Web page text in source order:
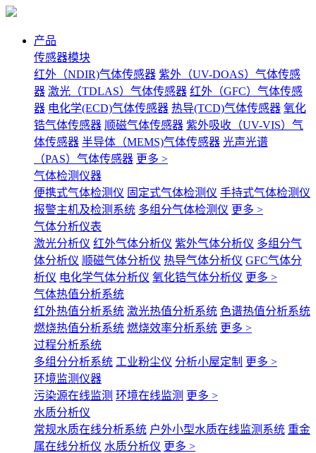
产品
传感器模块
红外（NDIR)气体传感器 紫外（UV-DOAS）气体传感
器 激光（TDLAS）气体传感器 红外（GFC）气体传感
器 电化学(ECD)气体传感器 热导(TCD)气体传感器 氧化
锆气体传感器 顺磁气体传感器 紫外吸收（UV-VIS）气
体传感器 半导体（MEMS)气体传感器 光声光谱
（PAS）气体传感器 更多 >
气体检测仪器
便携式气体检测仪 固定式气体检测仪 手持式气体检测仪
报警主机及检测系统 多组分气体检测仪 更多 >
气体分析仪表
激光分析仪 红外气体分析仪 紫外气体分析仪 多组分气
体分析仪 顺磁气体分析仪 热导气体分析仪 GFC气体分
析仪 电化学气体分析仪 氧化锆气体分析仪 更多 >
气体热值分析系统
红外热值分析系统 激光热值分析系统 色谱热值分析系统
燃烧热值分析系统 燃烧效率分析系统 更多 >
过程分析系统
多组分分析系统 工业粉尘仪 分析小屋定制 更多 >
环境监测仪器
污染源在线监测 环境在线监测 更多 >
水质分析仪
常规水质在线分析系统 户外小型水质在线监测系统 重金
属在线分析仪 水质分析仪 更多 >